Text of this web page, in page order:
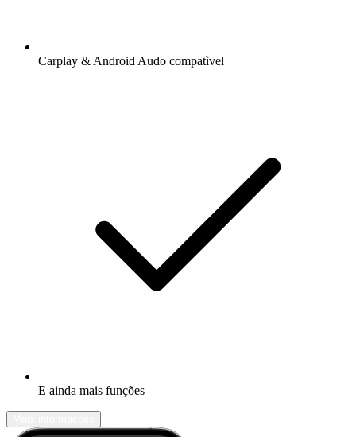
Carplay & Android Audo compatìvel
E ainda mais funções